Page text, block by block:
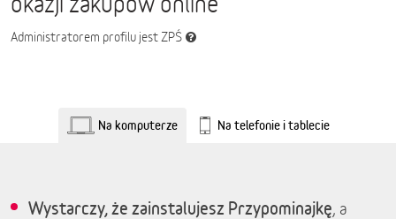
Administratorem profilu jest ZPŚ
Na komputerze Na telefonie i tablecie
Wystarczy, że zainstalujesz Przypominajkę, a